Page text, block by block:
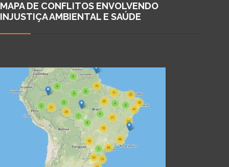
MAPA DE CONFLITOS ENVOLVENDO
INJUSTIÇA AMBIENTAL E SAÚDE